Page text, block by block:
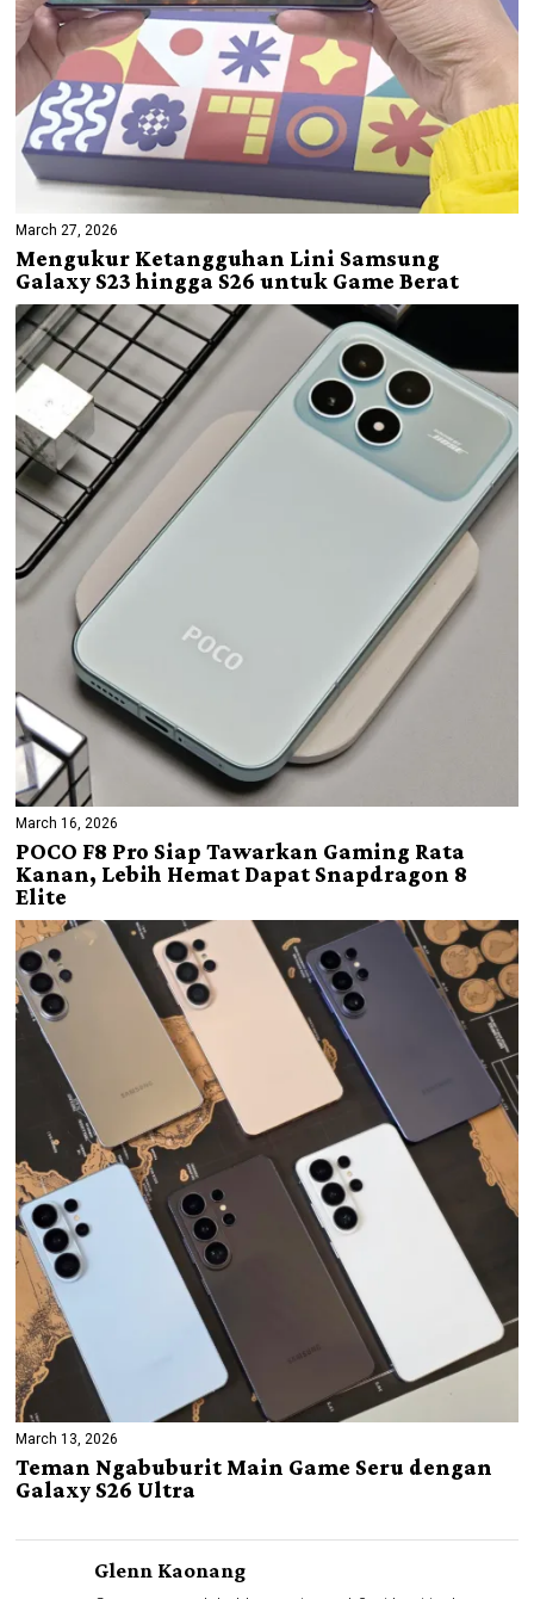
March 27, 2026
Mengukur Ketangguhan Lini Samsung
Galaxy S23 hingga S26 untuk Game Berat
March 16, 2026
POCO F8 Pro Siap Tawarkan Gaming Rata
Kanan, Lebih Hemat Dapat Snapdragon 8
Elite
March 13, 2026
Teman Ngabuburit Main Game Seru dengan
Galaxy S26 Ultra
Glenn Kaonang